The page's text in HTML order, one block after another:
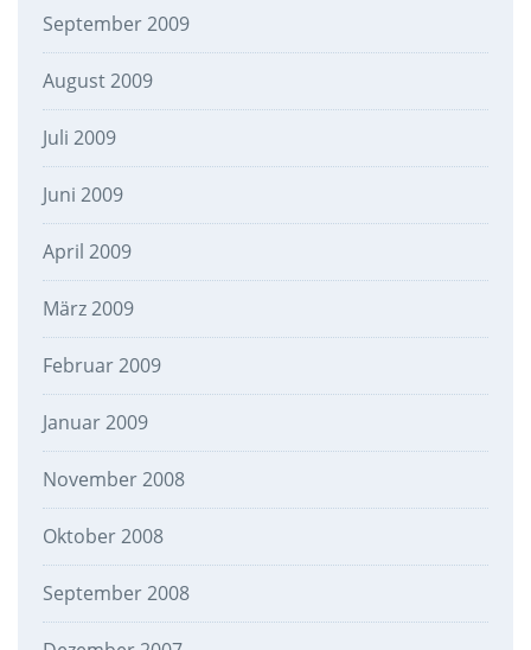
September 2009
August 2009
Juli 2009
Juni 2009
April 2009
März 2009
Februar 2009
Januar 2009
November 2008
Oktober 2008
September 2008